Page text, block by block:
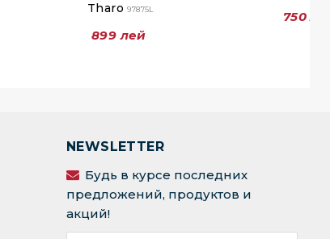
Tharo97875L
899 лей
750
NEWSLETTER
Будь в курсе последних
предложений, продуктов и
акций!